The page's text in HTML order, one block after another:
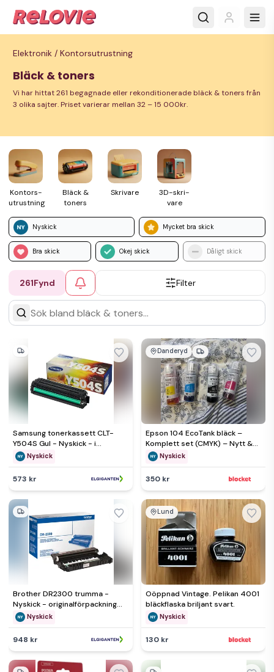
Elektronik / Kontorsutrustning
Bläck & toners
Vi har hittat 261 begagnade eller rekonditionerade bläck & toners från
3 olika sajter. Priset varierar mellan 32 – 15 000kr.
Kontors­
utrustning
Bläck &
toners
Skrivare
3D-skri­
vare
Nyskick Mycket bra skick
Bra skick Okej skick Dåligt skick
261Fynd Filter
Samsung tonerkassett CLT-
Y504S Gul - Nyskick - i
originalförpackning
Nyskick
573 kr
Danderyd
Epson 104 EcoTank bläck –
Komplett set (CMYK) – Nytt &
obrutetNyskick
350 kr
Brother DR2300 trumma -
Nyskick - originalförpackning
saknasNyskick
948 kr
Lund
Oöppnad Vintage. Pelikan 4001
bläckflaska briljant svart.
Nyskick
130 kr